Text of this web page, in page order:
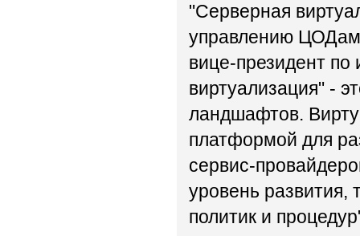
"Серверная
управлению
вице-президент
виртуализация" -
ландшафтов.
платформой для
сервис-
уровень
политик и